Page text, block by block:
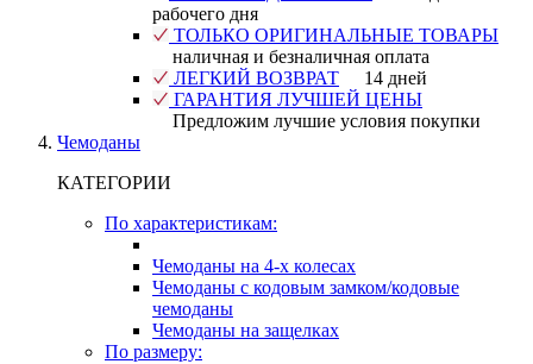
рабочего дня
ТОЛЬКО ОРИГИНАЛЬНЫЕ ТОВАРЫ
наличная и безналичная оплата
ЛЕГКИЙ ВОЗВРАТ
14 дней
ГАРАНТИЯ ЛУЧШЕЙ ЦЕНЫ
Предложим лучшие условия покупки
Чемоданы
КАТЕГОРИИ
По характеристикам:
Чемоданы на 4-х колесах
Чемоданы с кодовым замком/кодовые
чемоданы
Чемоданы на защелках
По размеру: